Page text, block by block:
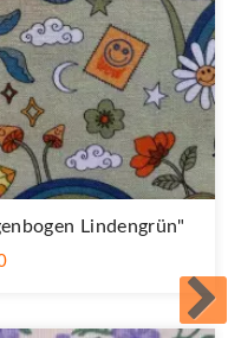
Lindengrün"